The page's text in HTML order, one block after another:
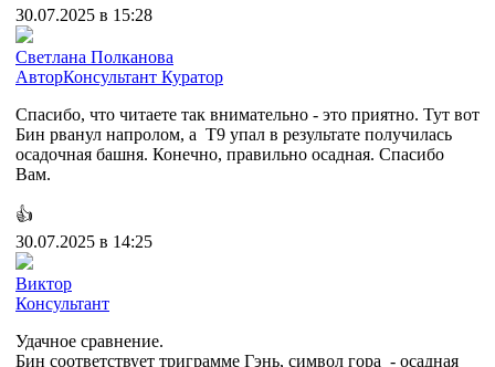
30.07.2025 в 15:28
Cветлана Полканова
АвторКонсультант Куратор
Спасибо, что читаете так внимательно - это приятно. Тут вот
Бин рванул напролом, а Т9 упал в результате получилась
осадочная башня. Конечно, правильно осадная. Спасибо
Вам.
👍
30.07.2025 в 14:25
Виктор
Консультант
Удачное сравнение.
Бин соответствует триграмме Гэнь, символ гора - осадная